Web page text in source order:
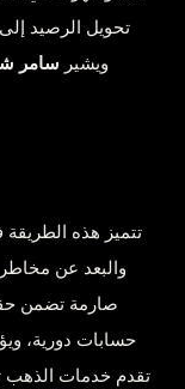
تحويل الرصيد
ويشير سامر
تتميز هذه
والبعد عن مخاطر
صارمة تضمن
حسابات دورية،
تقدم خدمات الذهب